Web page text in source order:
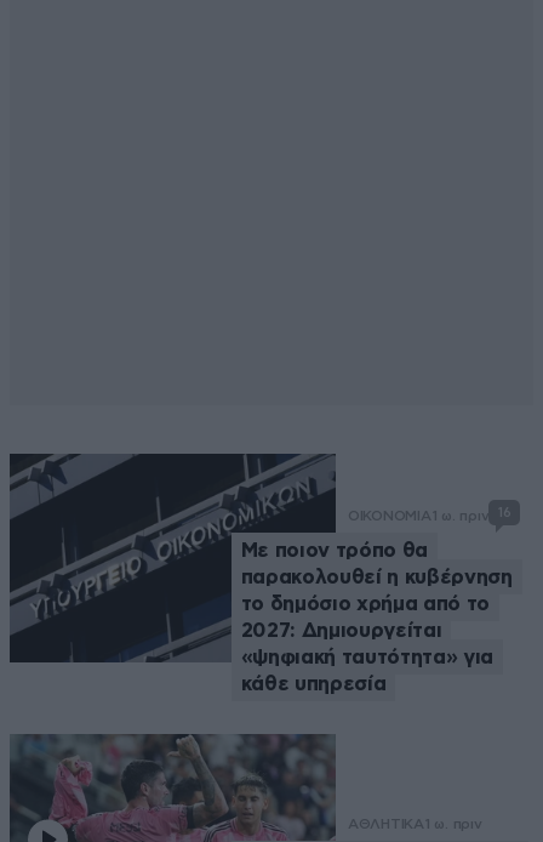
ΟΙΚΟΝΟΜΙΑ 1 ω. πριν 16
Με ποιον τρόπο θα
παρακολουθεί η κυβέρνηση
το δημόσιο χρήμα από το
2027: Δημιουργείται
«ψηφιακή ταυτότητα» για
κάθε υπηρεσία
ΑΘΛΗΤΙΚΑ 1 ω. πριν